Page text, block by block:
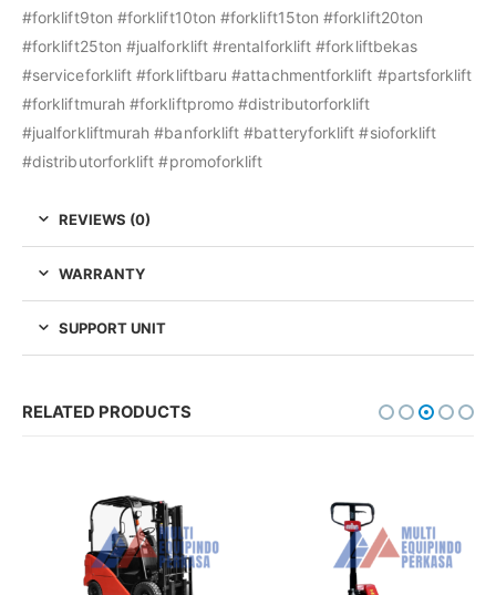
#forklift9ton #forklift10ton #forklift15ton #forklift20ton
#forklift25ton #jualforklift #rentalforklift #forkliftbekas
#serviceforklift #forkliftbaru #attachmentforklift #partsforklift
#forkliftmurah #forkliftpromo #distributorforklift
#jualforkliftmurah #banforklift #batteryforklift #sioforklift
#distributorforklift #promoforklift
REVIEWS (0)
WARRANTY
SUPPORT UNIT
RELATED PRODUCTS